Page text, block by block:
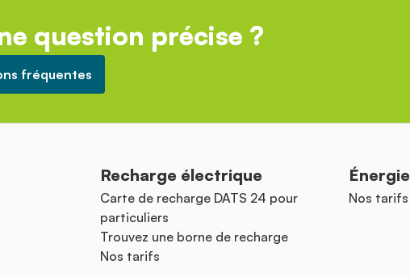
question précise ?
fréquentes
Recharge électrique
Carte de recharge DATS 24 pour
particuliers
Trouvez une borne de recharge
Nos tarifs
Énergie
Nos tarifs